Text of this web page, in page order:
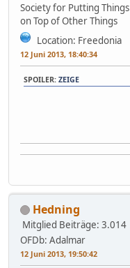
Society for Putting Things
on Top of Other Things
Location: Freedonia
12 Juni 2013, 18:40:34
SPOILER: ZEIGE
Hedning
Mitglied Beiträge: 3.014
OFDb: Adalmar
12 Juni 2013, 19:50:42